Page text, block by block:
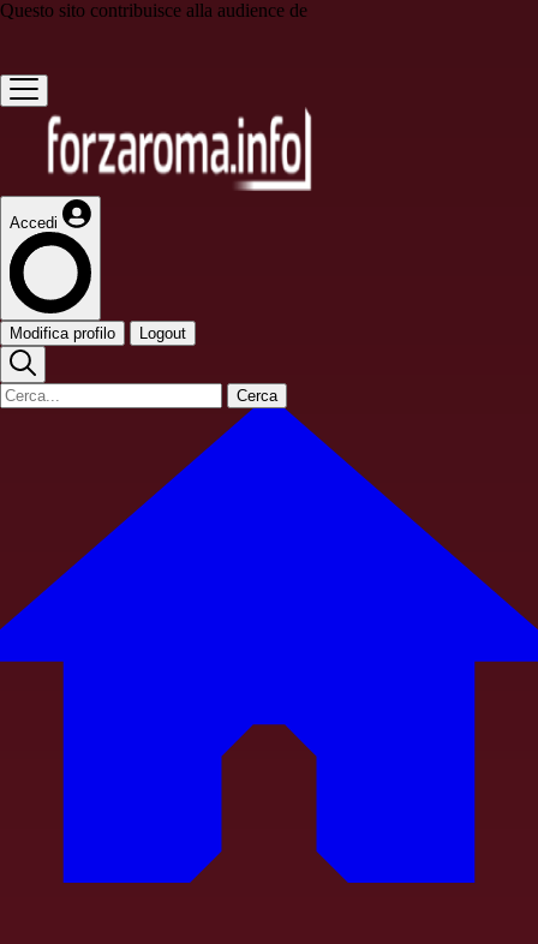
Questo sito contribuisce alla audience de
Accedi
Modifica profilo Logout
Cerca